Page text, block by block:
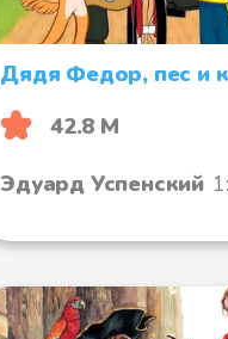
Дядя Федор, пес и
42.8 М
Эдуард Успенский